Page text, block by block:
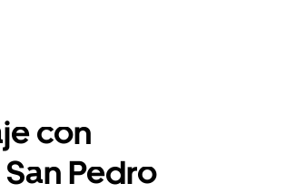
con
Pedro